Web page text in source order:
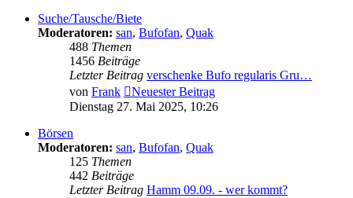
Suche/Tausche/Biete
Moderatoren: san, Bufofan, Quak
488 Themen
1456 Beiträge
Letzter Beitrag verschenke Bufo regularis Gru…
von Frank
Neuester Beitrag
Dienstag 27. Mai 2025, 10:26
Börsen
Moderatoren: san, Bufofan, Quak
125 Themen
442 Beiträge
Letzter Beitrag Hamm 09.09. - wer kommt?